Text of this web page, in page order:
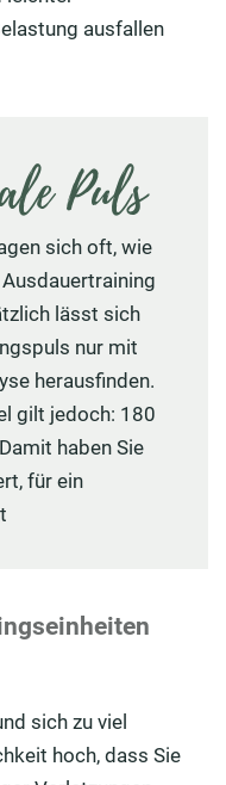
ausfallen
Puls
sich oft, wie
lässt sich
nur mit
herausfinden.
gilt jedoch: 180
haben Sie
für ein
sich zu viel
hoch, dass Sie